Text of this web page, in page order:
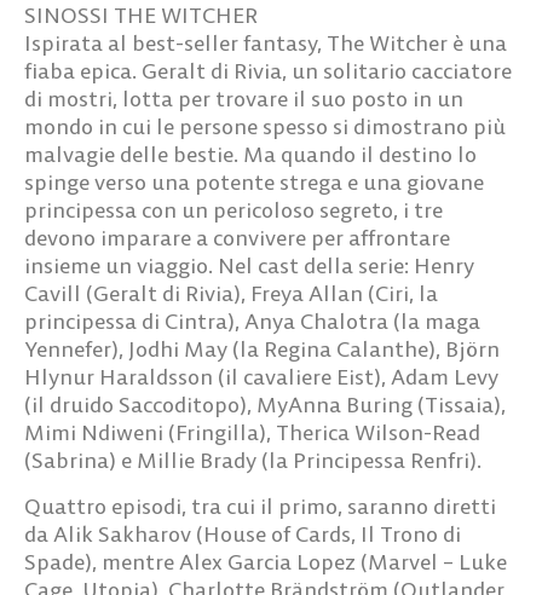
SINOSSI THE WITCHER
Ispirata al best-seller fantasy, The Witcher è una
fiaba epica. Geralt di Rivia, un solitario cacciatore
di mostri, lotta per trovare il suo posto in un
mondo in cui le persone spesso si dimostrano più
malvagie delle bestie. Ma quando il destino lo
spinge verso una potente strega e una giovane
principessa con un pericoloso segreto, i tre
devono imparare a convivere per affrontare
insieme un viaggio. Nel cast della serie: Henry
Cavill (Geralt di Rivia), Freya Allan (Ciri, la
principessa di Cintra), Anya Chalotra (la maga
Yennefer), Jodhi May (la Regina Calanthe), Björn
Hlynur Haraldsson (il cavaliere Eist), Adam Levy
(il druido Saccoditopo), MyAnna Buring (Tissaia),
Mimi Ndiweni (Fringilla), Therica Wilson-Read
(Sabrina) e Millie Brady (la Principessa Renfri).
Quattro episodi, tra cui il primo, saranno diretti
da Alik Sakharov (House of Cards, Il Trono di
Spade), mentre Alex Garcia Lopez (Marvel – Luke
Cage, Utopia), Charlotte Brändström (Outlander